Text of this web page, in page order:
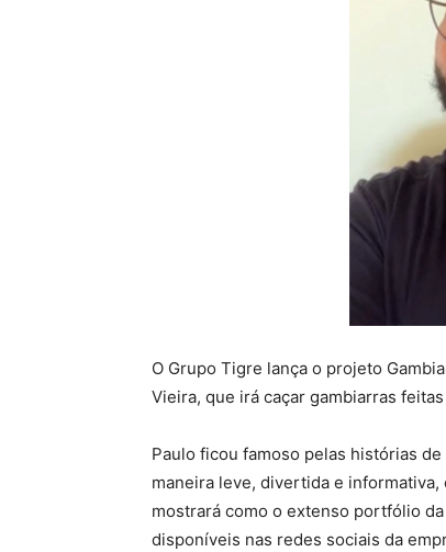
O Grupo Tigre lança o projeto
Vieira, que irá caçar gambiarras
Paulo ficou famoso pelas histórias
maneira leve, divertida e
mostrará como o extenso portfólio
disponíveis nas redes sociais da